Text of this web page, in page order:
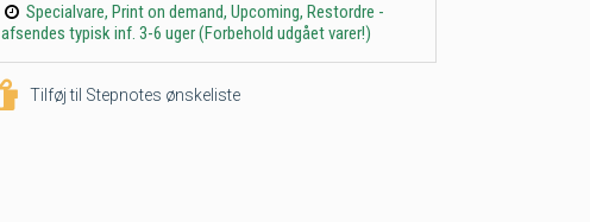
Specialvare, Print on demand, Upcoming, Restordre -
afsendes typisk inf. 3-6 uger (Forbehold udgået varer!)
Tilføj til Stepnotes ønskeliste